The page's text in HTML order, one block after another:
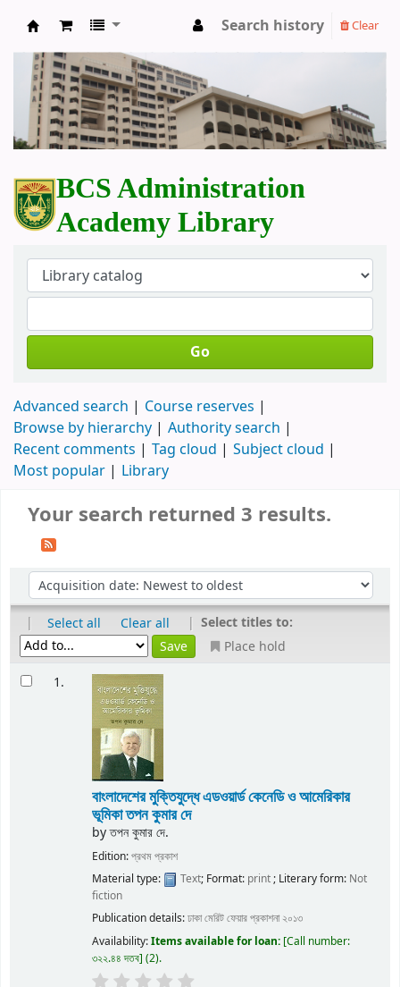
BCS Administration Academy Library
Search history Clear
BCS Administration
Academy Library
Go
Advanced search
Course reserves
Browse by hierarchy
Authority search
Recent comments
Tag cloud
Subject cloud
Most popular
Library
Your search returned 3 results.
| Select all Clear all | Select titles to:
Place hold
1.
বাংলাদেশের মুক্তিযুদ্ধে এডওয়ার্ড কেনেডি ও আমেরিকার
ভূমিকাতপন কুমার দে
byতপন কুমার দে.
Edition:প্রথম প্রকাশ
Material type:
Text; Format: print; Literary form: Not
fiction
Publication details:ঢাকামেরিট ফেয়ার প্রকাশনা ২০১৩
Availability:Items available for loan: Call number:
৩২২.৪৪ দতব (2).